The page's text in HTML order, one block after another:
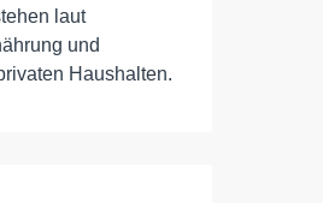
laut
und
Haushalten.